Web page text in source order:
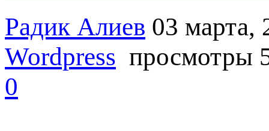
Радик Алиев 03 марта,
Wordpress просмотры
0